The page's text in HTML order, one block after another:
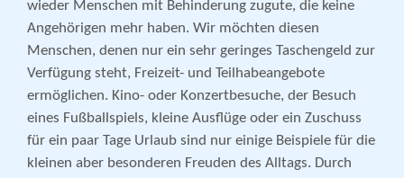
wieder Menschen mit Behinderung zugute, die keine
Angehörigen mehr haben. Wir möchten diesen
Menschen, denen nur ein sehr geringes Taschengeld zur
Verfügung steht, Freizeit- und Teilhabe­an­gebote
ermöglichen. Kino- oder Konzert­besuche, der Besuch
eines Fußballspiels, kleine Ausflüge oder ein Zuschuss
für ein paar Tage Urlaub sind nur einige Beispiele für die
kleinen aber besonderen Freuden des Alltags. Durch